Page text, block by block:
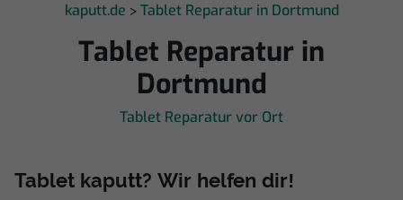
kaputt.de > Tablet Reparatur in Dortmund
Tablet Reparatur in
Dortmund
Tablet Reparatur vor Ort
Tablet kaputt? Wir helfen dir!